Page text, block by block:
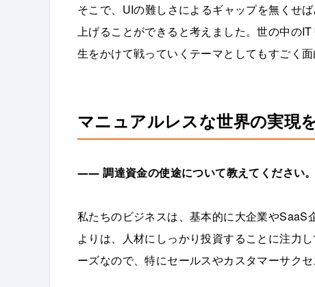
そこで、UIの難しさによるギャップを無くせ
上げることができると考えました。世の中の
生をかけて戦っていくテーマとしてもすごく面
マニュアルレスな世界の実現
――調達資金の使途について教えてください。
私たちのビジネスは、基本的に大企業や
よりは、人材にしっかり投資することに注力
ーズなので、特にセールスやカスタマーサク